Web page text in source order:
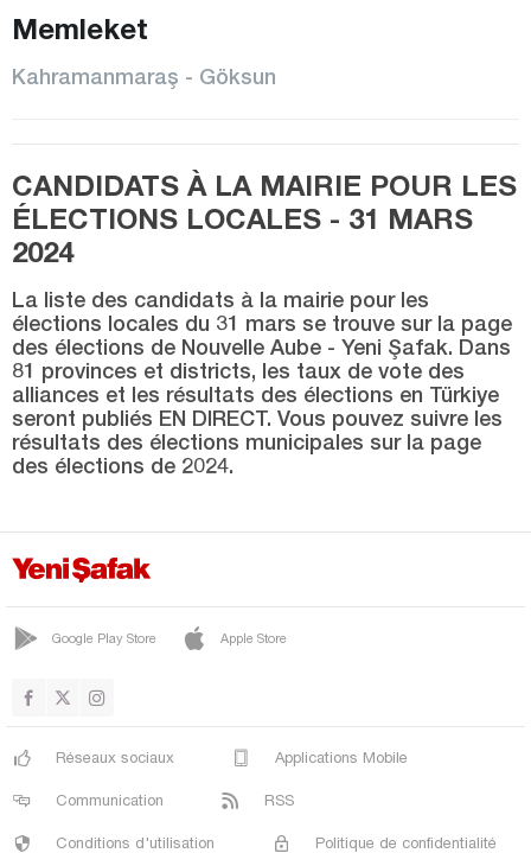
GÖKSUN
PAZARCIK
TÜRKOĞLU
Karabük
Kars
Kastamonu
Kayseri
Kilis
Kırıkkale
Kırşehir
Kocaeli
Konya
Kütahya
Malatya
Manisa
Mardin
Memleket
Kahramanmaraş - Göksun
CANDIDATS À LA MAIRIE POUR LES
ÉLECTIONS LOCALES - 31 MARS
2024
La liste des candidats à la mairie pour les
élections locales du 31 mars se trouve sur la page
des élections de Nouvelle Aube - Yeni Şafak. Dans
81 provinces et districts, les taux de vote des
alliances et les résultats des élections en Türkiye
seront publiés EN DIRECT. Vous pouvez suivre les
résultats des élections municipales sur la page
des élections de 2024.
Google Play Store Apple Store
Réseaux sociaux Applications Mobile
Communication RSS
Conditions d'utilisation Politique de confidentialité